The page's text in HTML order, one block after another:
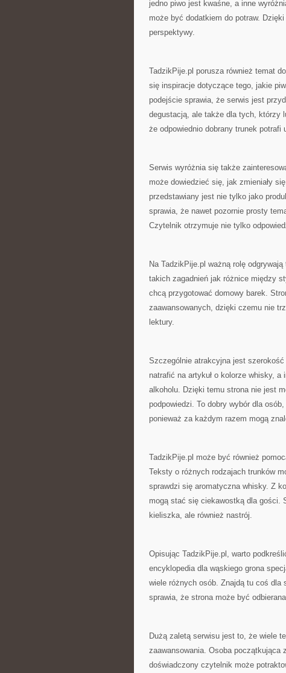
jedno piwo jest kwaśne, a inne
może być dodatkiem do potraw.
perspektywy.
TadzikPije.pl porusza również temat
się inspiracje dotyczące tego, jakie
podejście sprawia, że serwis jest
degustacją, ale także dla tych, którzy
że odpowiednio dobrany trunek potrafi
Serwis wyróżnia się także
może dowiedzieć się, jak zmieniały
przedstawiany jest nie tylko jako
sprawia, że nawet pozornie prosty
Czytelnik otrzymuje nie tylko
Na TadzikPije.pl ważną rolę
takich zagadnień jak różnice między
chcą przygotować domowy barek.
zaawansowanych, dzięki czemu nie
lektury.
Szczególnie atrakcyjna jest
natrafić na artykuł o kolorze whisky,
alkoholu. Dzięki temu strona nie jest
podpowiedzi. To dobry wybór dla
ponieważ za każdym razem mogą
TadzikPije.pl może być również
Teksty o różnych rodzajach trunków
sprawdzi się aromatyczna whisky. Z
mogą stać się ciekawostką dla gości.
kieliszka, ale również nastrój.
Opisując TadzikPije.pl, warto
encyklopedia dla wąskiego grona
wiele różnych osób. Znajdą tu coś dla
sprawia, że strona może być
Dużą zaletą serwisu jest to, że wiele
zaawansowania. Osoba początkująca
doświadczony czytelnik może